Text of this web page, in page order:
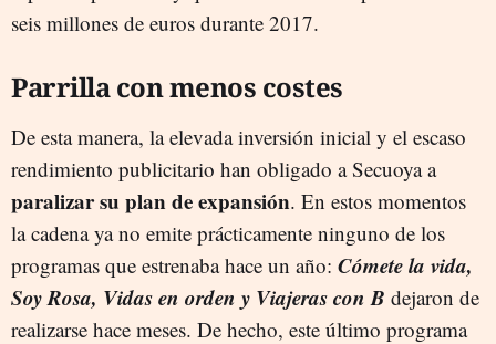
seis millones de euros durante 2017.
Parrilla con menos costes
De esta manera, la elevada inversión inicial y el escaso
rendimiento publicitario han obligado a Secuoya a
paralizar su plan de expansión. En estos momentos
la cadena ya no emite prácticamente ninguno de los
programas que estrenaba hace un año: Cómete la vida,
Soy Rosa, Vidas en orden y Viajeras con B dejaron de
realizarse hace meses. De hecho, este último programa